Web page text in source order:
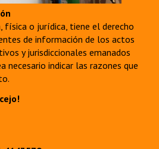
física o jurídica, tiene el derecho
de información de los actos
y jurisdiccionales emanados
necesario indicar las razones que